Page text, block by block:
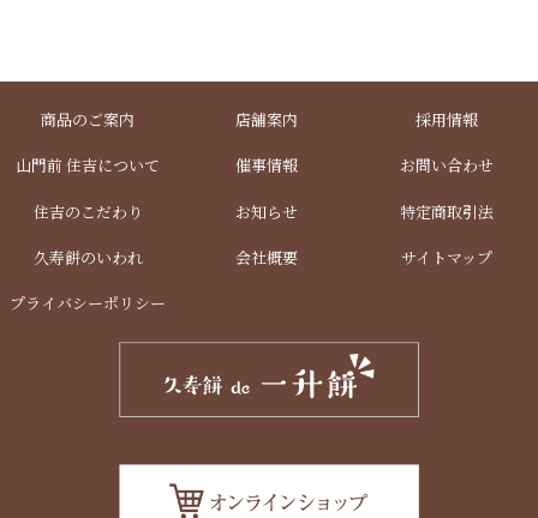
商品のご案内 店舗案内 採用情報
山門前 住吉について 催事情報 お問い合わせ
住吉のこだわり お知らせ 特定商取引法
久寿餅のいわれ 会社概要 サイトマップ
プライバシーポリシー